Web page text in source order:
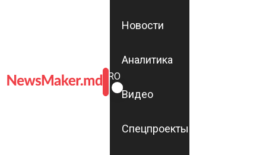
ROMÂNĂ
RU
Новости
Аналитика
Видео
Спецпроекты